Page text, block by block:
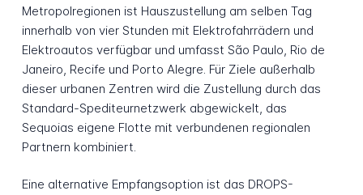
Metropolregionen ist Hauszustellung am selben Tag
innerhalb von vier Stunden mit Elektrofahrrädern und
Elektroautos verfügbar und umfasst São Paulo, Rio de
Janeiro, Recife und Porto Alegre. Für Ziele außerhalb
dieser urbanen Zentren wird die Zustellung durch das
Standard-Spediteurnetzwerk abgewickelt, das
Sequoias eigene Flotte mit verbundenen regionalen
Partnern kombiniert.
Eine alternative Empfangsoption ist das DROPS-